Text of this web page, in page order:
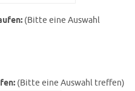
(Bitte eine Auswahl
(Bitte eine Auswahl treffen)